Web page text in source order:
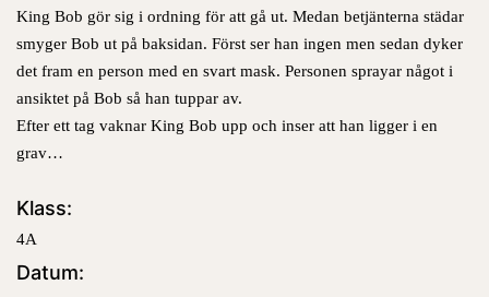
King Bob gör sig i ordning för att gå ut. Medan betjänterna städar
smyger Bob ut på baksidan. Först ser han ingen men sedan dyker
det fram en person med en svart mask. Personen sprayar något i
ansiktet på Bob så han tuppar av.
Efter ett tag vaknar King Bob upp och inser att han ligger i en
grav…
Klass:
4A
Datum: